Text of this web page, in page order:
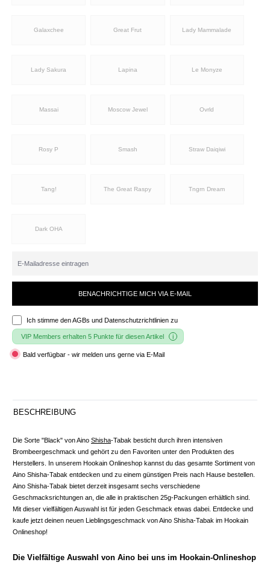
Galaxchee Great Frut Lady Mammalade
Lady Sakura Lapina Le Monyze
Massai Moscow Jewel Ovrld
Rosy P Smash Straw Daiqiwi
Tang! The Great Raspy Tngrn Dream
Dark OHA
BENACHRICHTIGE MICH VIA E-MAIL
Ich stimme denAGBs und Datenschutzrichtlinien zu
VIP Members erhalten 5 Punkte für diesen Artikel
Bald verfügbar - wir melden uns gerne via E-Mail
BESCHREIBUNG
Die Sorte "Black" von Aino Shisha-Tabak besticht durch ihren intensiven
Brombeergeschmack und gehört zu den Favoriten unter den Produkten des
Herstellers. In unserem Hookain Onlineshop kannst du das gesamte Sortiment von
Aino Shisha-Tabak entdecken und zu einem günstigen Preis nach Hause bestellen.
Aino Shisha-Tabak bietet derzeit insgesamt sechs verschiedene
Geschmacksrichtungen an, die alle in praktischen 25g-Packungen erhältlich sind.
Mit dieser vielfältigen Auswahl ist für jeden Geschmack etwas dabei. Entdecke und
kaufe jetzt deinen neuen Lieblingsgeschmack von Aino Shisha-Tabak im Hookain
Onlineshop!
Die Vielfältige Auswahl von Aino bei uns im Hookain-Onlineshop